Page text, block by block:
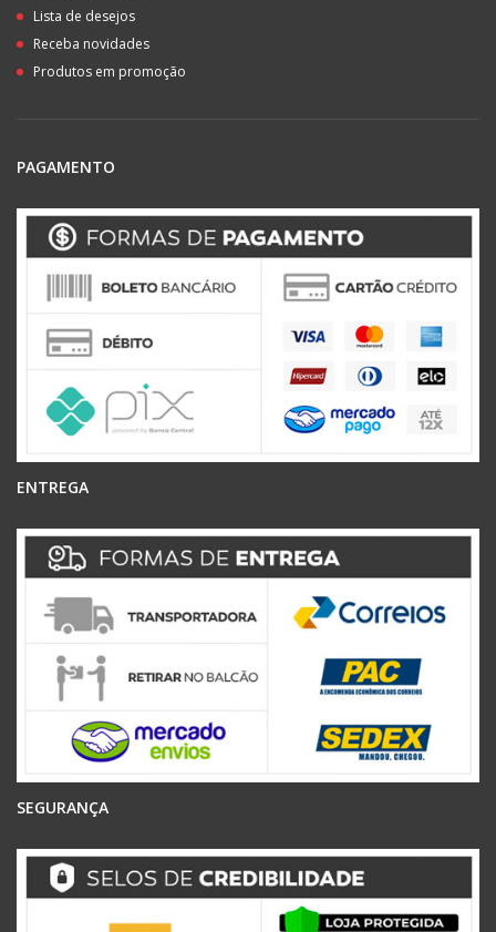
Lista de desejos
Receba novidades
Produtos em promoção
PAGAMENTO
ENTREGA
SEGURANÇA